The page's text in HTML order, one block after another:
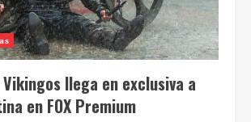
Vikingos llega en exclusiva a
en FOX Premium